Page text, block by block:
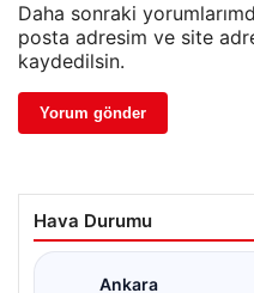
Daha sonraki
posta adresim ve site
kaydedilsin.
Hava Durumu
Ankara